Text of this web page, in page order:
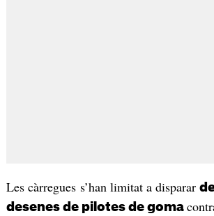
Les càrregues s’han limitat a disparar
desenes de pilotes de goma